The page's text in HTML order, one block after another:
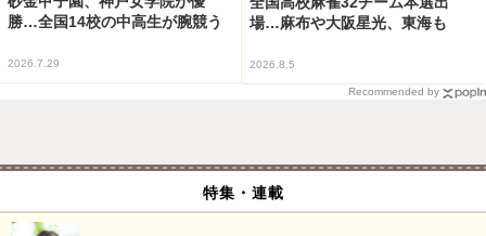
勝…全国14校の中高生が腕競う
2026.7.29
場…麻布や大阪星光、東海も
2026.8.5
Recommended by
特集・連載